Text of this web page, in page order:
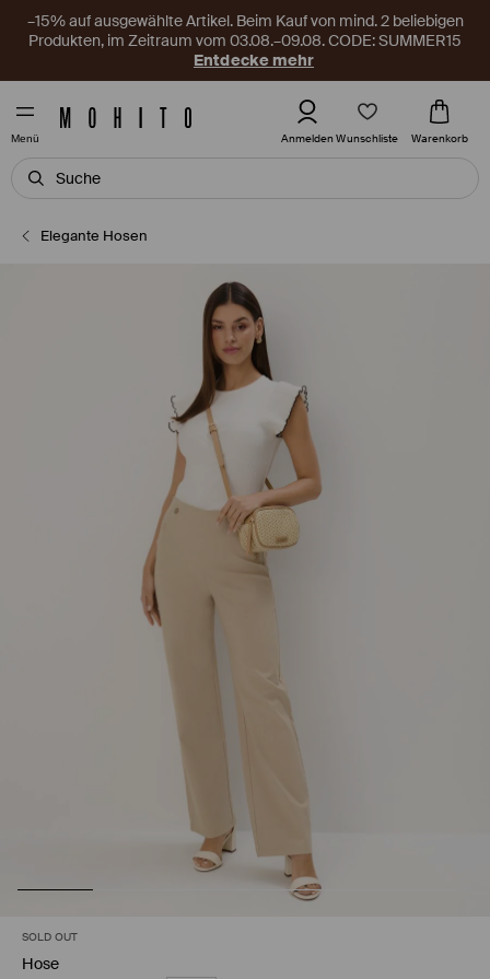
–15% auf ausgewählte Artikel. Beim Kauf von mind. 2 beliebigen
Produkten, im Zeitraum vom 03.08.–09.08. CODE: SUMMER15
Entdecke mehr
Menü Anmelden Wunschliste Warenkorb
Elegante Hosen
SOLD OUT
Hose